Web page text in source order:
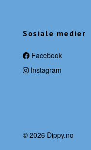
Sosiale medier
Facebook
Instagram
© 2026 Dippy.no